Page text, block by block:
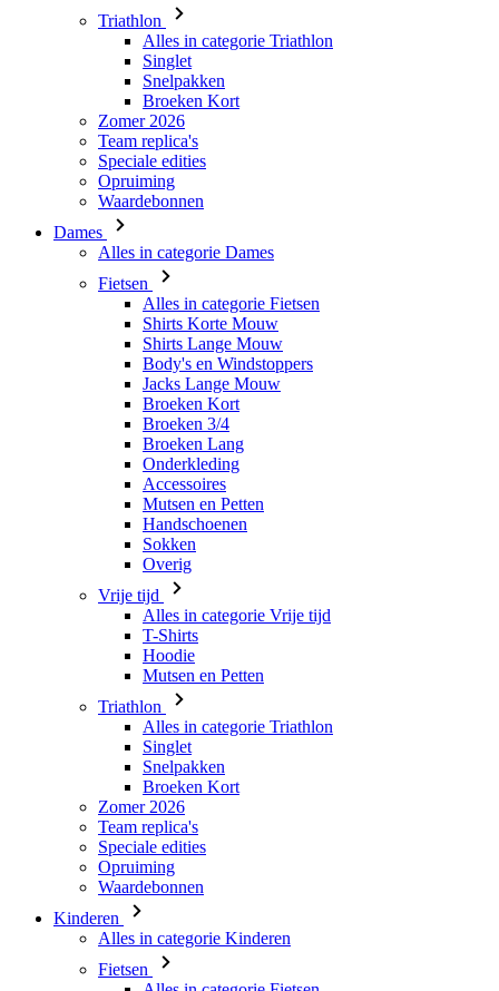
Triathlon
Alles in categorie Triathlon
Singlet
Snelpakken
Broeken Kort
Zomer 2026
Team replica's
Speciale edities
Opruiming
Waardebonnen
Dames
Alles in categorie Dames
Fietsen
Alles in categorie Fietsen
Shirts Korte Mouw
Shirts Lange Mouw
Body's en Windstoppers
Jacks Lange Mouw
Broeken Kort
Broeken 3/4
Broeken Lang
Onderkleding
Accessoires
Mutsen en Petten
Handschoenen
Sokken
Overig
Vrije tijd
Alles in categorie Vrije tijd
T-Shirts
Hoodie
Mutsen en Petten
Triathlon
Alles in categorie Triathlon
Singlet
Snelpakken
Broeken Kort
Zomer 2026
Team replica's
Speciale edities
Opruiming
Waardebonnen
Kinderen
Alles in categorie Kinderen
Fietsen